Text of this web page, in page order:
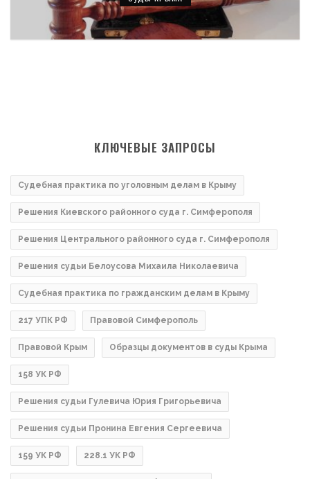
КЛЮЧЕВЫЕ ЗАПРОСЫ
Судебная практика по уголовным делам в Крыму
Решения Киевского районного суда г. Симферополя
Решения Центрального районного суда г. Симферополя
Решения судьи Белоусова Михаила Николаевича
Судебная практика по гражданским делам в Крыму
217 УПК РФ Правовой Симферополь
Правовой Крым Образцы документов в суды Крыма
158 УК РФ
Решения судьи Гулевича Юрия Григорьевича
Решения судьи Пронина Евгения Сергеевича
159 УК РФ 228.1 УК РФ